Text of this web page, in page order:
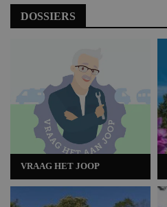
DOSSIERS
VRAAG HET JOOP